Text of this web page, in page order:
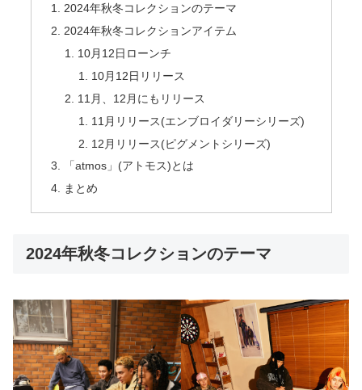
2024年秋冬コレクションのテーマ
2024年秋冬コレクションアイテム
10月12日ローンチ
10月12日リリース
11月、12月にもリリース
11月リリース(エンブロイダリーシリーズ)
12月リリース(ピグメントシリーズ)
「atmos」(アトモス)とは
まとめ
2024年秋冬コレクションのテーマ